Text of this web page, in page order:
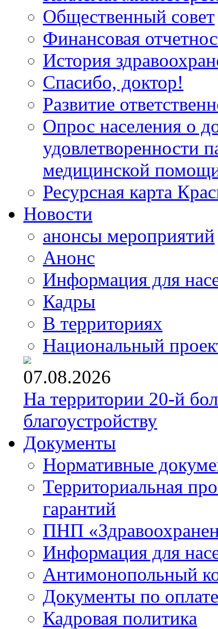
Общественный совет
Финансовая
История
Спасибо, доктор!
Развитие
Опрос населения о
удовлетворенности
медицинской
Ресурсная карта
Новости
анонсы мероприятий
Анонс
Информация для
Кадры
В территориях
Национальный
07.08.2026
На территории 20-й
благоустройству
Документы
Нормативные
Территориальная
гарантий
ПНП
Информация для
Антимонопольный
Документы по
Кадровая политика